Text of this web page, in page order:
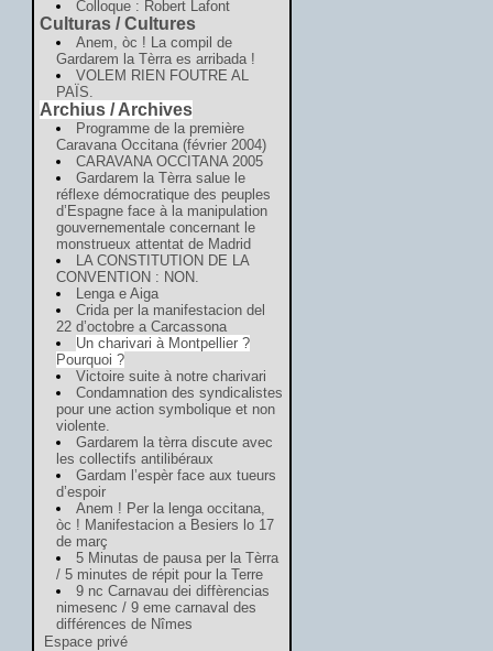
Colloque : Robert Lafont
Culturas / Cultures
Anem, òc ! La compil de
Gardarem la Tèrra es arribada !
VOLEM RIEN FOUTRE AL
PAÏS.
Archius / Archives
Programme de la première
Caravana Occitana (février 2004)
CARAVANA OCCITANA 2005
Gardarem la Tèrra salue le
réflexe démocratique des peuples
d’Espagne face à la manipulation
gouvernementale concernant le
monstrueux attentat de Madrid
LA CONSTITUTION DE LA
CONVENTION : NON.
Lenga e Aiga
Crida per la manifestacion del
22 d’octobre a Carcassona
Un charivari à Montpellier ?
Pourquoi ?
Victoire suite à notre charivari
Condamnation des syndicalistes
pour une action symbolique et non
violente.
Gardarem la tèrra discute avec
les collectifs antilibéraux
Gardam l’espèr face aux tueurs
d’espoir
Anem ! Per la lenga occitana,
òc ! Manifestacion a Besiers lo 17
de març
5 Minutas de pausa per la Tèrra
/ 5 minutes de répit pour la Terre
9 nc Carnavau dei diffèrencias
nimesenc / 9 eme carnaval des
différences de Nîmes
Espace privé